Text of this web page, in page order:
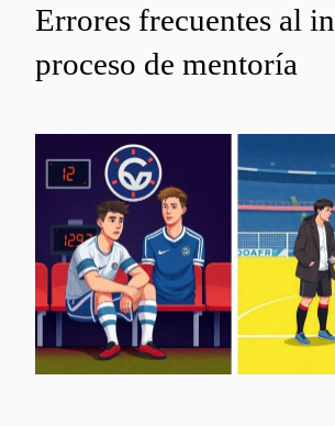
Errores frecuentes al
proceso de mentoría